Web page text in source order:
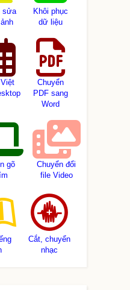
sửa
Khôi phục
dữ liệu
Chuyển
PDF sang
Word
gõ
Chuyển đổi
file Video
Cắt, chuyển
nhạc